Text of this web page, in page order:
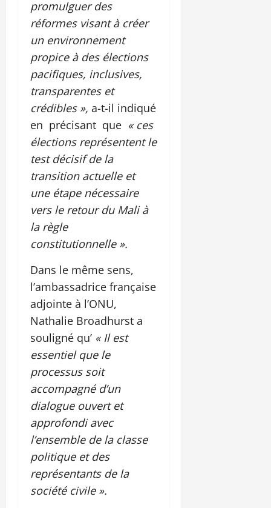
promulguer des
réformes visant à créer
un environnement
propice à des élections
pacifiques, inclusives,
transparentes et
crédibles », a-t-il indiqué
en précisant que « ces
élections représentent le
test décisif de la
transition actuelle et
une étape nécessaire
vers le retour du Mali à
la règle
constitutionnelle ».
Dans le même sens,
l’ambassadrice française
adjointe à l’ONU,
Nathalie Broadhurst a
souligné qu’ « Il est
essentiel que le
processus soit
accompagné d’un
dialogue ouvert et
approfondi avec
l’ensemble de la classe
politique et des
représentants de la
société civile ».